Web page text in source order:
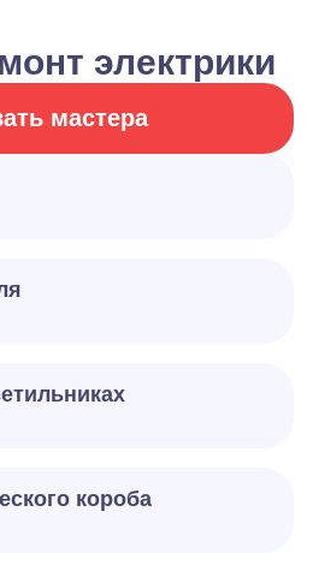
электрики
мастера
короба